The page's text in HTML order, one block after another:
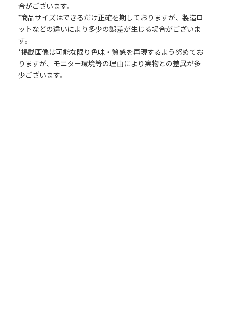
合がございます。
*商品サイズはできるだけ正確を期しておりますが、製造ロ
ットなどの違いにより多少の誤差が生じる場合がございま
す。
*掲載画像は可能な限り色味・質感を再現するよう努めてお
りますが、モニター環境等の理由により実物との差異が多
少ございます。